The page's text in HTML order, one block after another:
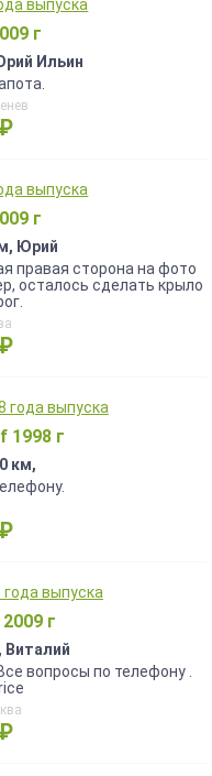
г
Ильин
г
Юрий
правая сторона на фото
осталось сделать крыло
1998 г
км,
г
Виталий
вопросы по телефону .